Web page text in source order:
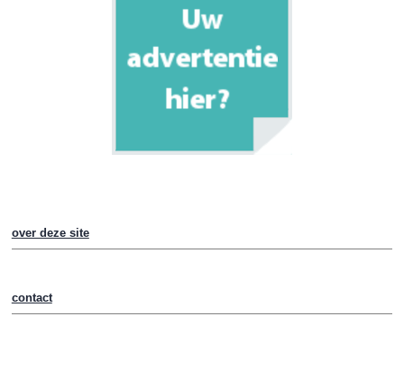
over deze site
contact